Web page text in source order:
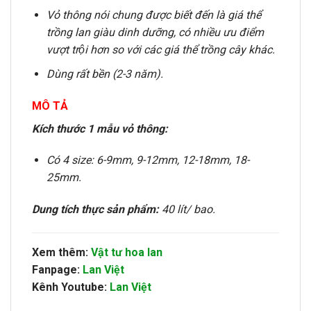
Vỏ thông nói chung được biết đến là giá thể
trồng lan giàu dinh dưỡng, có nhiều ưu điểm
vượt trội hơn so với các giá thể trồng cây khác.
Dùng rất bền (2-3 năm).
MÔ TẢ
Kích thước 1 mẫu vỏ thông:
Có 4 size: 6-9mm, 9-12mm, 12-18mm, 18-
25mm.
Dung tích thực sản phẩm:40 lít/ bao.
Xem thêm: Vật tư hoa lan
Fanpage: Lan Việt
Kênh Youtube: Lan Việt